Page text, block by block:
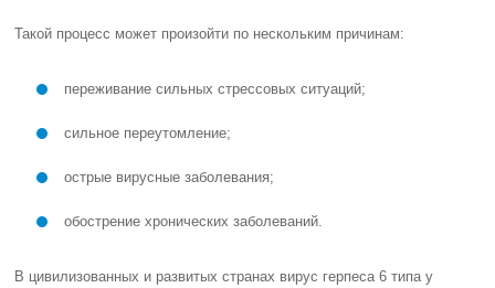
Такой процесс может произойти по нескольким причинам:
переживание сильных стрессовых ситуаций;
сильное переутомление;
острые вирусные заболевания;
обострение хронических заболеваний.
В цивилизованных и развитых странах вирус герпеса 6 типа у